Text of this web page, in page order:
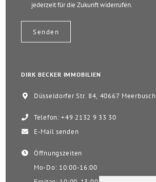
jederzeit für die Zukunft widerrufen.
DIRK BECKER IMMOBILIEN
Düsseldorfer Str. 84, 40667 Meerbusch
Telefon: +49 2132 9 33 30
E-Mail senden
Öffnungszeiten
Mo-Do: 10:00-16:00